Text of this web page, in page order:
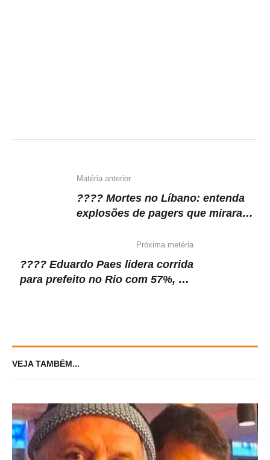
Matéria anterior
???? Mortes no Líbano: entenda
explosões de pagers que miraram
Próxima metéria
???? Eduardo Paes lidera corrida
para prefeito no Rio com 57%, diz
VEJA TAMBÉM...